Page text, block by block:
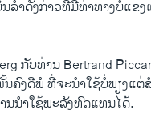
ລຳ​ດັ່ງກ່າວ​ທີ່​ມີທ່າທາງບໍ່ແຂ
ກັບທ່ານ Bertrand
ຄົງ​ດີ​ພໍ ທີ່​ຈະ​ນຳ​ໃຊ້​ບໍ່​ພຽງ​ແຕ່​
ນ​ນຳ​ໃຊ້ພະລັງ​ທົດ​ແທນ​ໄດ້​.